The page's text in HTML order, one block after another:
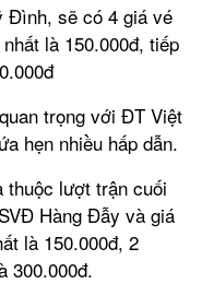
Đình, sẽ có 4 giá vé
là 150.000đ, tiếp
trọng với ĐT Việt
hẹn nhiều hấp dẫn.
thuộc lượt trận cuối
Hàng Đẫy và giá
là 150.000đ, 2
300.000đ.